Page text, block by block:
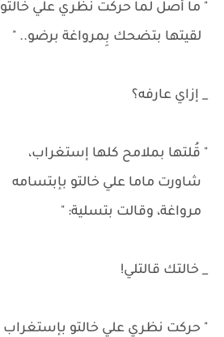
" ما أصل لما حركت نظري علي خالتو
لقيتها بتضحك بِمرواغة برضو.. "
_ إزاي عارفه؟
" قُلتها بملامح كلها إستغراب،
شاورت ماما علي خالتو بإبتسامه
مرواغة، وقالت بتسلية: "
_ خالتك قالتلي!
" حركت نظري علي خالتو بإستغراب